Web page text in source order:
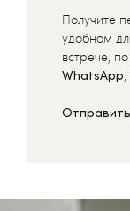
Получите
удобном
встрече,
WhatsApp,